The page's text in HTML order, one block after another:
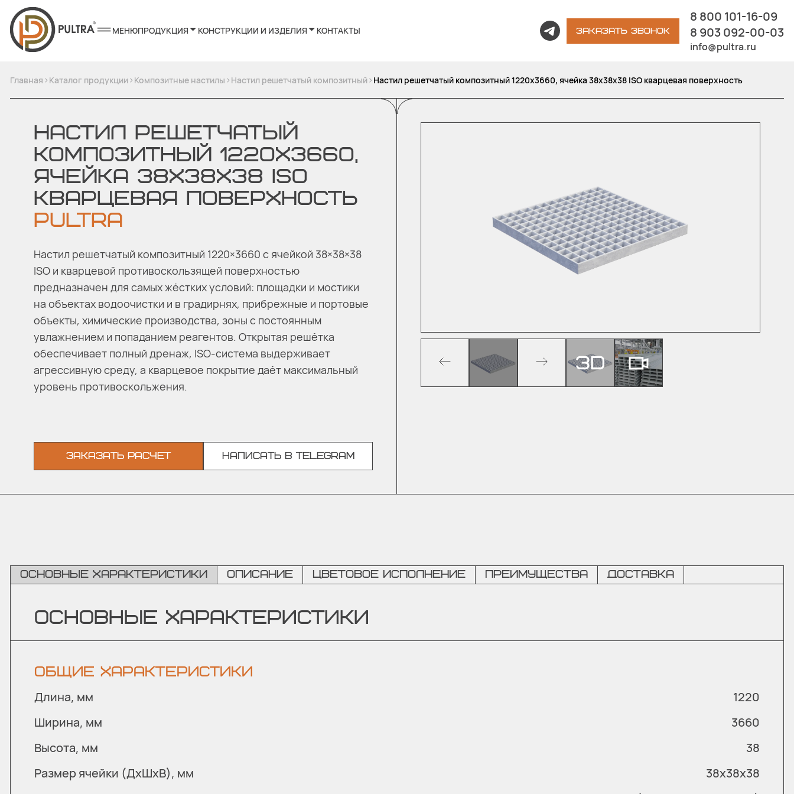
МЕНЮПРОДУКЦИЯ КОНСТРУКЦИИ И ИЗДЕЛИЯ КОНТАКТЫ ЗАКАЗАТЬ ЗВОНОК
8 800 101-16-09
8 903 092-00-03
info@pultra.ru
Главная > Каталог продукции> Композитные настилы > Настил решетчатый композитный> Настил решетчатый композитный 1220х3660, ячейка 38х38х38 ISO кварцевая поверхность
НАСТИЛ РЕШЕТЧАТЫЙ
КОМПОЗИТНЫЙ 1220Х3660,
ЯЧЕЙКА 38Х38Х38 ISO
КВАРЦЕВАЯ ПОВЕРХНОСТЬ
PULTRA
Настил решетчатый композитный 1220×3660 с ячейкой 38×38×38
ISO и кварцевой противоскользящей поверхностью
предназначен для самых жёстких условий: площадки и мостики
на объектах водоочистки и в градирнях, прибрежные и портовые
объекты, химические производства, зоны с постоянным
увлажнением и попаданием реагентов. Открытая решётка
обеспечивает полный дренаж, ISO-система выдерживает
агрессивную среду, а кварцевое покрытие даёт максимальный
уровень противоскольжения.
ЗАКАЗАТЬ РАСЧЕТ НАПИСАТЬ В TELEGRAM
Основные характеристики Описание Цветовое исполнение Преимущества Доставка
ОСНОВНЫЕ ХАРАКТЕРИСТИКИ
ОБЩИЕ ХАРАКТЕРИСТИКИ
Длина, мм
1220
Ширина, мм
3660
Высота, мм
38
Размер ячейки (ДхШхВ), мм
38х38х38